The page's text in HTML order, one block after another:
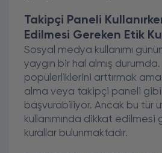
Takipçi Paneli
Edilmesi Gereken Etik
Sosyal medya kullanımı
yaygın bir hal almış
popülerliklerini arttırmak
alma veya takipçi paneli
başvurabiliyor. Ancak bu tür
kullanımında dikkat edilmesi
kurallar bulunmaktadır.